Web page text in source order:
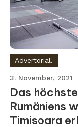
Advertorial.
3. November, 2021
Das
Rumäniens
Timisoara